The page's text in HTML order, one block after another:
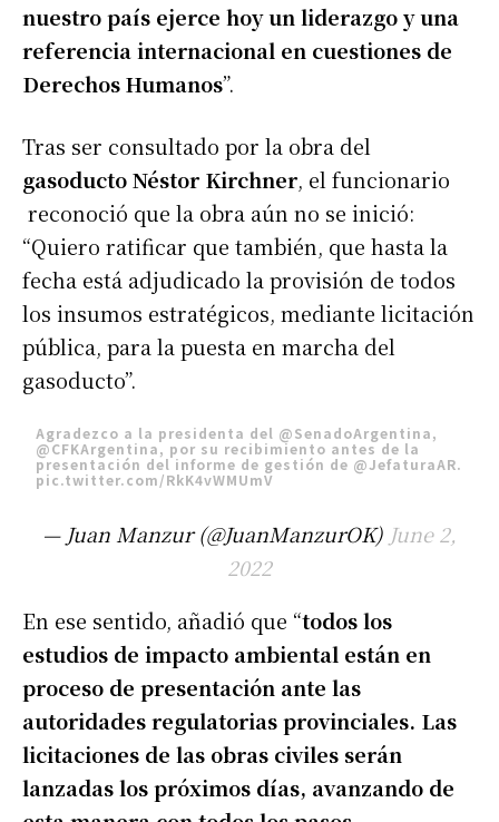
nuestro país ejerce hoy un liderazgo y una
referencia internacional en cuestiones de
Derechos Humanos”.
Tras ser consultado por la obra del
gasoducto Néstor Kirchner, el funcionario
reconoció que la obra aún no se inició:
“Quiero ratificar que también, que hasta la
fecha está adjudicado la provisión de todos
los insumos estratégicos, mediante licitación
pública, para la puesta en marcha del
gasoducto”.
Agradezco a la presidenta del @SenadoArgentina,
@CFKArgentina, por su recibimiento antes de la
presentación del informe de gestión de @JefaturaAR.
pic.twitter.com/RkK4vWMUmV
— Juan Manzur (@JuanManzurOK) June 2,
2022
En ese sentido, añadió que “todos los
estudios de impacto ambiental están en
proceso de presentación ante las
autoridades regulatorias provinciales. Las
licitaciones de las obras civiles serán
lanzadas los próximos días, avanzando de